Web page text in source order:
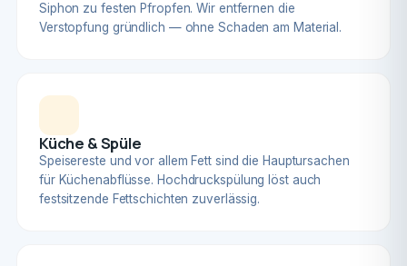
Siphon zu festen Pfropfen. Wir entfernen die
Verstopfung gründlich — ohne Schaden am Material.
Küche & Spüle
Speisereste und vor allem Fett sind die Hauptursachen
für Küchenabflüsse. Hochdruckspülung löst auch
festsitzende Fettschichten zuverlässig.